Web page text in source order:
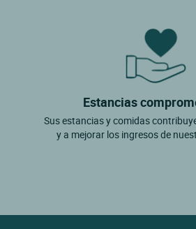
Estancias
Sus estancias y comidas
y a mejorar los ingresos de